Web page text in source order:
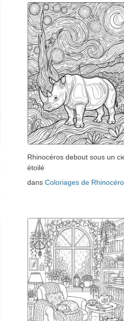
Rhinocéros debout sous un
étoilé
dans Coloriages de